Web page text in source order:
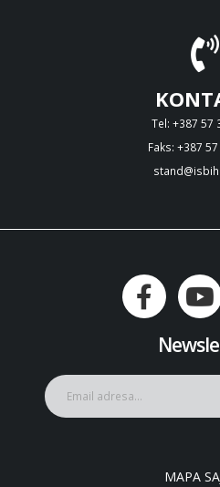
Tel: +387 57
Faks: +387
MAPA